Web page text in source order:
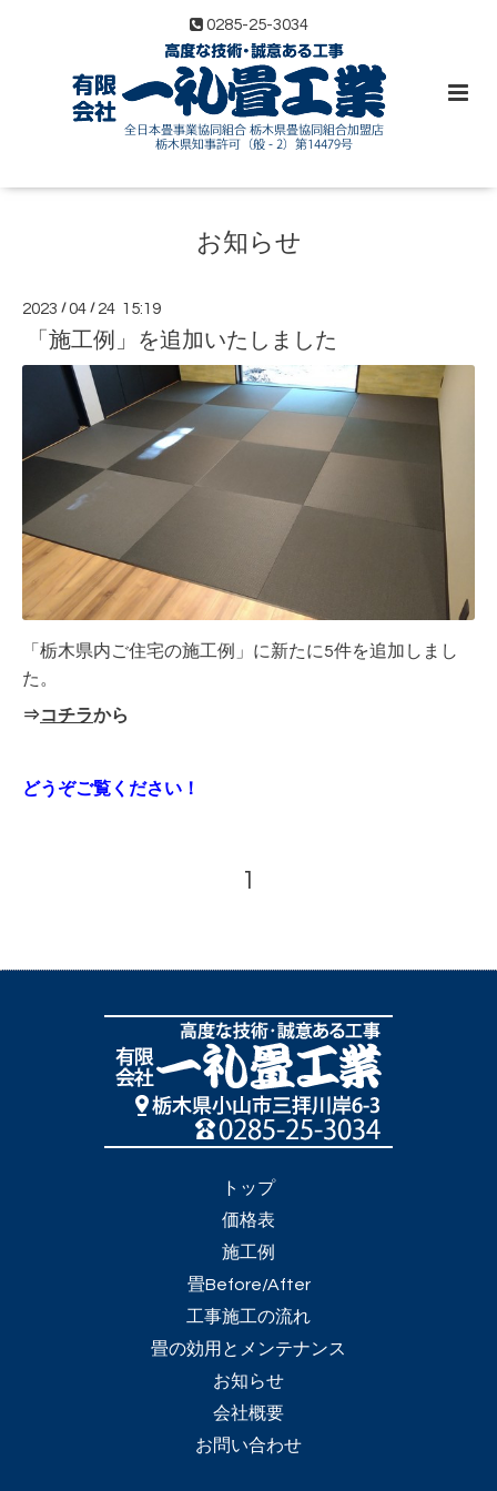
0285-25-3034
お知らせ
2023 /04 / 24 15:19
「施工例」を追加いたしました
「栃木県内ご住宅の施工例」に新たに5件を追加しまし
た。
⇒コチラから
どうぞご覧ください！
1
トップ
価格表
施工例
畳Before/After
工事施工の流れ
畳の効用とメンテナンス
お知らせ
会社概要
お問い合わせ